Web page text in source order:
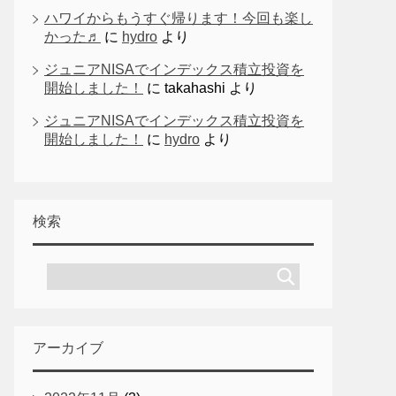
ハワイからもうすぐ帰ります！今回も楽し
かった♬
に hydro より
ジュニアNISAでインデックス積立投資を
開始しました！
に takahashi より
ジュニアNISAでインデックス積立投資を
開始しました！
に hydro より
検索
アーカイブ